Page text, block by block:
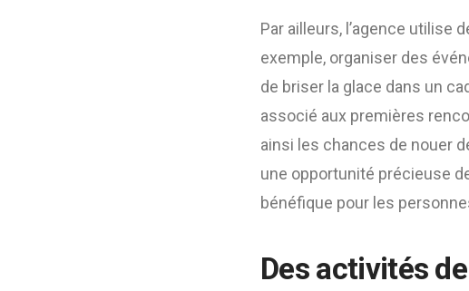
Par ailleurs, l’agence utilise
exemple, organiser des
de briser la glace dans un
associé aux premières
ainsi les chances de nouer
une opportunité précieuse
bénéfique pour les
Des activités